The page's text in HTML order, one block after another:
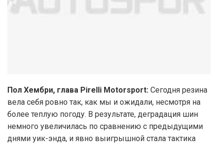
Пол Хембри, глава Pirelli Motorsport: Сегодня резина
вела себя ровно так, как мы и ожидали, несмотря на
более теплую погоду. В результате, деградация шин
немного увеличилась по сравнению с предыдущими
днями уик-энда, и явно выигрышной стала тактика